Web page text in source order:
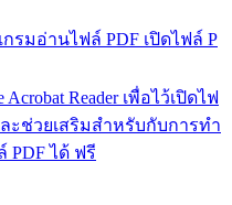
กรมอ่านไฟล์ PDF เปิดไฟล์ P
Reader เพื่อไว้เปิดไฟ
ละช่วยเสริมสำหรับกับการทำ
PDF ได้ ฟรี